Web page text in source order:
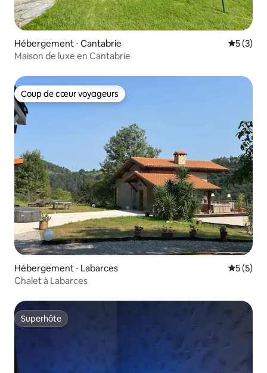
Hébergement ⋅ Cantabrie
5 (3)
Maison de luxe en Cantabrie
Coup de cœur voyageurs
Coup de cœur voyageurs
Hébergement ⋅ Labarces
5 (5)
Chalet à Labarces
Superhôte
Superhôte